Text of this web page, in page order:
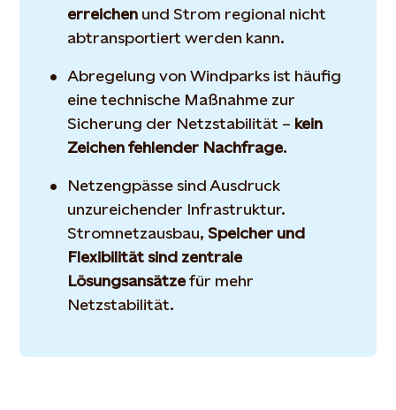
erreichen und Strom regional nicht
abtransportiert werden kann.
Abregelung von Windparks ist häufig
eine technische Maßnahme zur
Sicherung der Netzstabilität – kein
Zeichen fehlender Nachfrage.
Netzengpässe sind Ausdruck
unzureichender Infrastruktur.
Stromnetzausbau, Speicher und
Flexibilität sind zentrale
Lösungsansätzefür mehr
Netzstabilität.